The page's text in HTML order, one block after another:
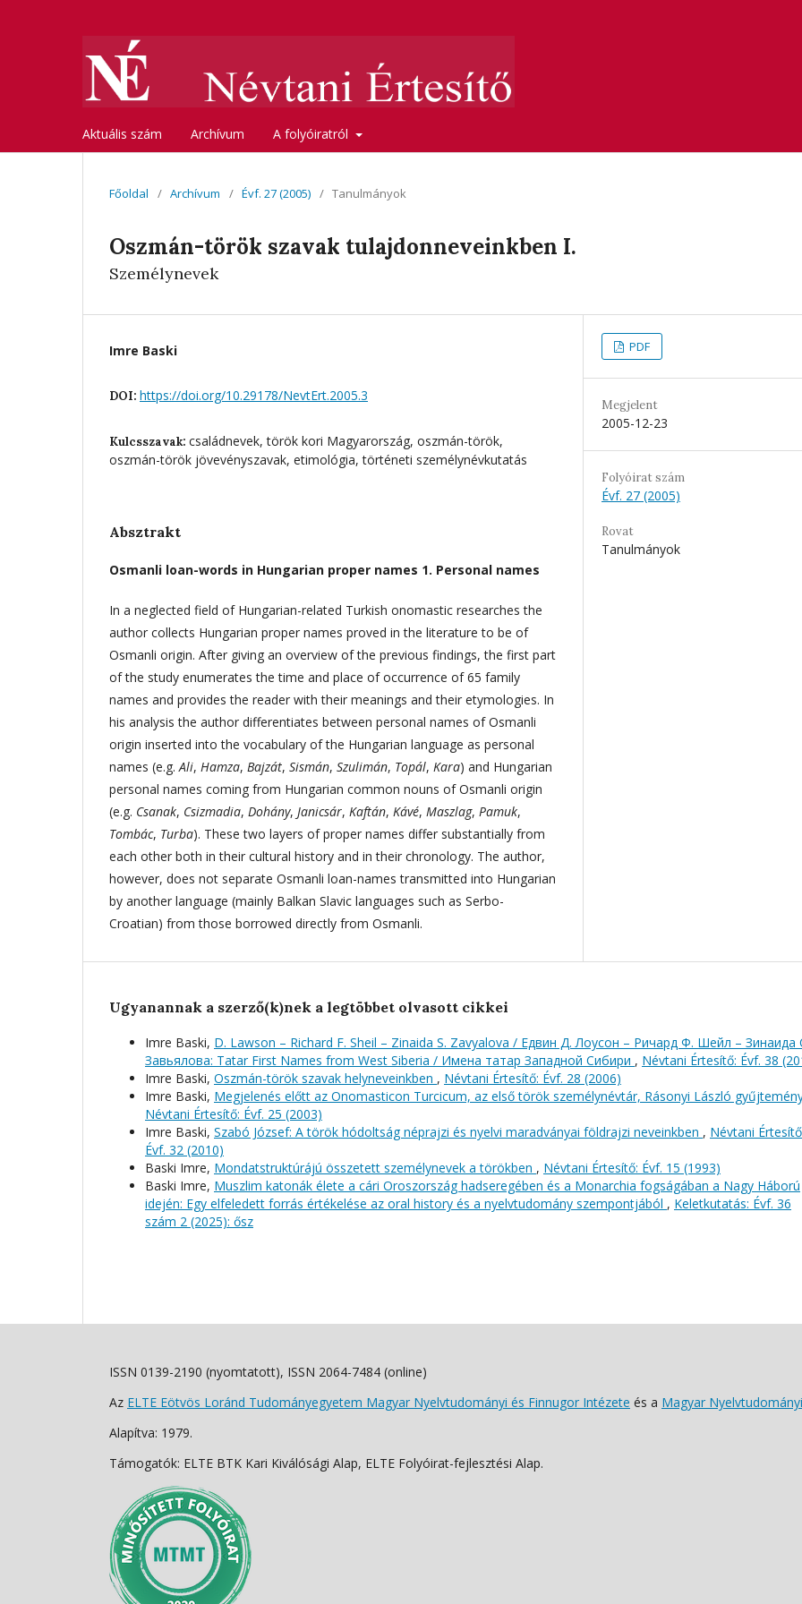
Aktuális szám Archívum A folyóiratról
Főoldal / Archívum / Évf. 27 (2005) / Tanulmányok
Oszmán-török szavak tulajdonneveinkben I.
Személynevek
Imre Baski
DOI: https://doi.org/10.29178/NevtErt.2005.3
Kulcsszavak: családnevek, török kori Magyarország, oszmán-török,
oszmán-török jövevényszavak, etimológia, történeti személynévkutatás
Absztrakt
Osmanli loan-words in Hungarian proper names 1. Personal names
In a neglected field of Hungarian-related Turkish onomastic researches the
author collects Hungarian proper names proved in the literature to be of
Osmanli origin. After giving an overview of the previous findings, the first part
of the study enumerates the time and place of occurrence of 65 family
names and provides the reader with their meanings and their etymologies. In
his analysis the author differentiates between personal names of Osmanli
origin inserted into the vocabulary of the Hungarian language as personal
names (e.g.Ali, Hamza, Bajzát, Sismán, Szulimán, Topál, Kara) and Hungarian
personal names coming from Hungarian common nouns of Osmanli origin
(e.g. Csanak, Csizmadia, Dohány, Janicsár, Kaftán, Kávé, Maszlag, Pamuk,
Tombác, Turba). These two layers of proper names differ substantially from
each other both in their cultural history and in their chronology. The author,
however, does not separate Osmanli loan-names transmitted into Hungarian
by another language (mainly Balkan Slavic languages such as Serbo-
Croatian) from those borrowed directly from Osmanli.
PDF
Megjelent
2005-12-23
Folyóirat szám
Évf. 27 (2005)
Rovat
Tanulmányok
Ugyanannak a szerző(k)nek a legtöbbet olvasott cikkei
Imre Baski, D. Lawson – Richard F. Sheil – Zinaida S. Zavyalova / Едвин Д. Лоусон – Ричард Ф. Шейл – Зинаида
Завьялова: Tatar First Names from West Siberia / Имена татар Западной Сибири , Névtani Értesítő: Évf. 38
Imre Baski, Oszmán-török szavak helyneveinkben , Névtani Értesítő: Évf. 28 (2006)
Imre Baski, Megjelenés előtt az Onomasticon Turcicum, az első török személynévtár, Rásonyi László
Névtani Értesítő: Évf. 25 (2003)
Imre Baski, Szabó József: A török hódoltság néprajzi és nyelvi maradványai földrajzi neveinkben , Névtani
Évf. 32 (2010)
Baski Imre, Mondatstruktúrájú összetett személynevek a törökben , Névtani Értesítő: Évf. 15 (1993)
Baski Imre, Muszlim katonák élete a cári Oroszország hadseregében és a Monarchia fogságában a Nagy Háború
idején: Egy elfeledett forrás értékelése az oral history és a nyelvtudomány szempontjából , Keletkutatás: Évf. 36
szám 2 (2025): ősz
ISSN 0139-2190 (nyomtatott), ISSN 2064-7484 (online)
Az ELTE Eötvös Loránd Tudományegyetem Magyar Nyelvtudományi és Finnugor Intézete és a Magyar
Alapítva: 1979.
Támogatók: ELTE BTK Kari Kiválósági Alap, ELTE Folyóirat-fejlesztési Alap.